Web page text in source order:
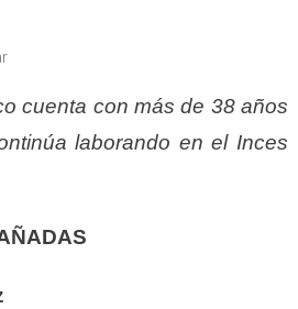
cuenta con más de 38 años
laborando enelInces